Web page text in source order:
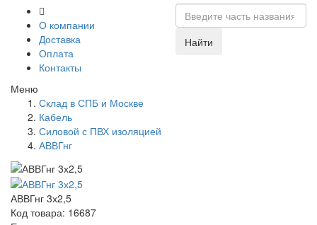
О компании
Доставка
Оплата
Контакты
Найти
Меню
Склад в СПБ и Москве
Кабель
Силовой с ПВХ изоляцией
АВВГнг
АВВГнг 3х2,5
Код товара: 16687